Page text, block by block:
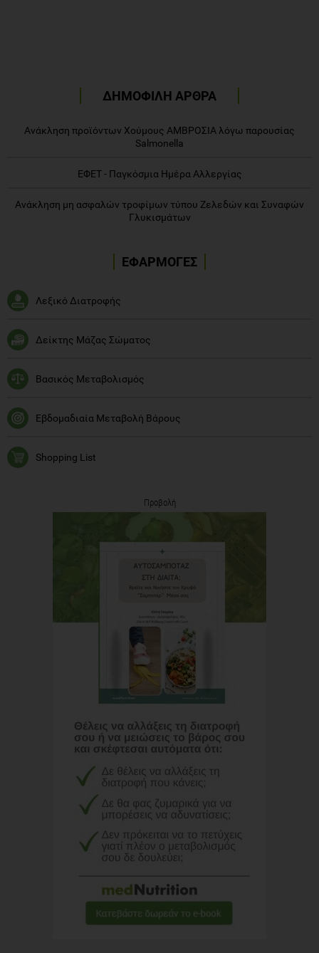
ΔΗΜΟΦΙΛΗ ΑΡΘΡΑ
Ανάκληση προϊόντων Χούμους ΑΜΒΡΟΣΙΑ λόγω παρουσίας
Salmonella
ΕΦΕΤ - Παγκόσμια Ημέρα Αλλεργίας
Ανάκληση μη ασφαλών τροφίμων τύπου Ζελεδών και Συναφών
Γλυκισμάτων
ΕΦΑΡΜΟΓΕΣ
Λεξικό Διατροφής
Δείκτης Μάζας Σώματος
Βασικός Μεταβολισμός
Εβδομαδιαία Μεταβολή Βάρους
Shopping List
Προβολή